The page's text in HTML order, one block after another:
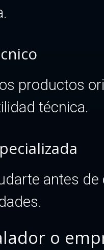
productos
técnica.
antes
o